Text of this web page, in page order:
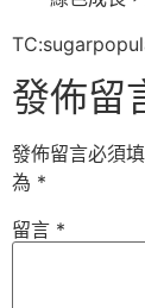
發佈留
發佈留言必須
為 *
留言 *